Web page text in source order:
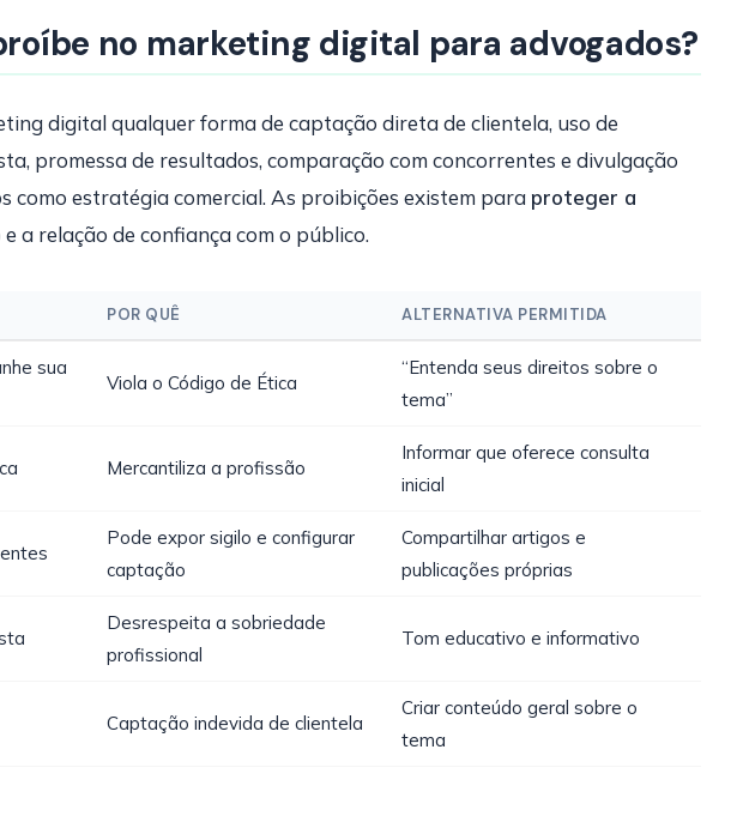
no marketing digital para advogados?
digital qualquer forma de captação direta de clientela, uso de
promessa de resultados, comparação com concorrentes e divulgação
como estratégia comercial. As proibições existem para proteger a
e a relação de confiança com o público.
POR QUÊ ALTERNATIVA PERMITIDA
sua
Viola o Código de Ética
“Entenda seus direitos sobre o
tema”
Mercantiliza a profissão
Informar que oferece consulta
inicial
Pode expor sigilo e configurar
captação
Compartilhar artigos e
publicações próprias
Desrespeita a sobriedade
profissional
Tom educativo e informativo
Captação indevida de clientela
Criar conteúdo geral sobre o
tema